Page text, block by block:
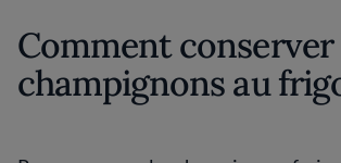
Comment conserver
champignons au